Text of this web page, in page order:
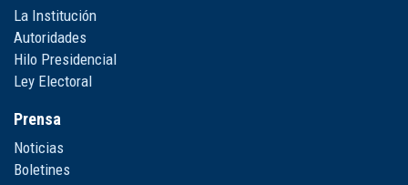
La Institución
Autoridades
Hilo Presidencial
Ley Electoral
Prensa
Noticias
Boletines